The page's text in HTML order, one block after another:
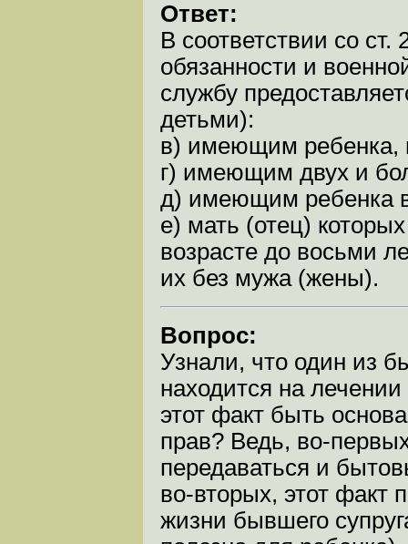
Ответ:
В соответствии со
обязанности и
службу
детьми):
в) имеющим ребенка,
г) имеющим двух и
д) имеющим ребенка в
е) мать (отец)
возрасте до восьми
их без мужа (жены).
Вопрос:
Узнали, что один из
находится на
этот факт быть
прав? Ведь, во-
передаваться и
во-вторых, этот факт
жизни бывшего